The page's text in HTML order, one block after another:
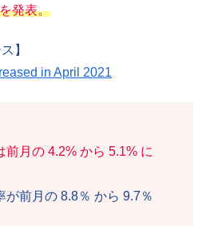
発表。
】
in April 2021
前月の 4.2% から 5.1% に
が前月の 8.8％ から 9.7％